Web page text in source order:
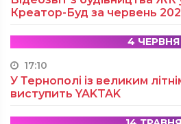
Креатор-Буд за червень
4 ЧЕРВНЯ
17:10
У Тернополі із великим
виступить YAKTAK